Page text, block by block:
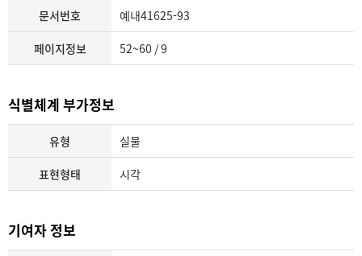
문서번호 예내41625-93
페이지정보 52~60 / 9
식별체계 부가정보
유형 실물
표현형태 시각
기여자 정보